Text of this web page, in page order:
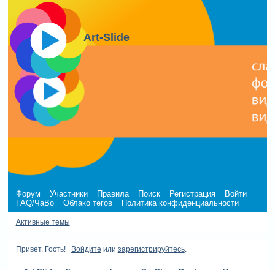
Art-Slide
Форум Участники Правила Поиск Регистрация
Войти
FAQ/ЧаВо
Облако тегов Политика конфиденциальности
Активные темы
Привет, Гость! Войдите или зарегистрируйтесь.